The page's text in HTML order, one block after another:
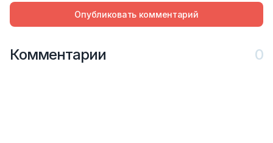
Опубликовать комментарий
Комментарии 0